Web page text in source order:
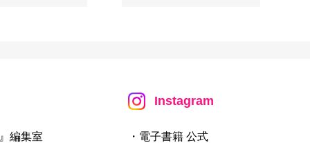
編集室
Instagram
・電子書籍 公式